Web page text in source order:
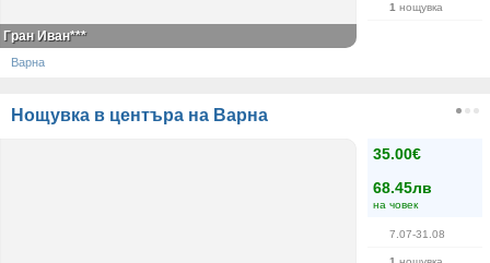
1 нощувка
Гран Иван***
Варна
Нощувка в центъра на Варна
35.00€
68.45лв
на човек
7.07-31.08